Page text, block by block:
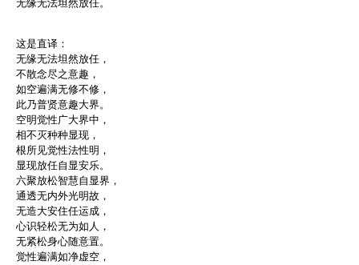
无缘无法坦然放任。
这是直译：
无缘无法坦然放任，
不散念尽之意趣，
如空遍满无修不修，
此乃普贤意趣大界。
空明觉性广大界中，
相不灭种种显现，
根所见觉性法性明，
显现放任自显安乐。
六聚放松智慧自显界，
通透无内外光明故，
无造大安住任运成，
心识轻松无为如人，
无紧松身心随意置。
觉性遍满如净虚空，